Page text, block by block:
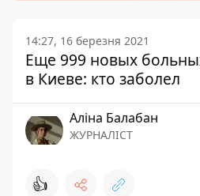
14:27, 16 березня 2021
Еще 999 новых
в Киеве: кто заболел
Аліна Балабан
ЖУРНАЛІСТ
👍